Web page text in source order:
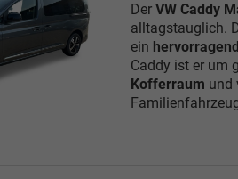
Der VW Caddy
alltagstauglich.
ein
Caddy ist er um
Kofferraum und